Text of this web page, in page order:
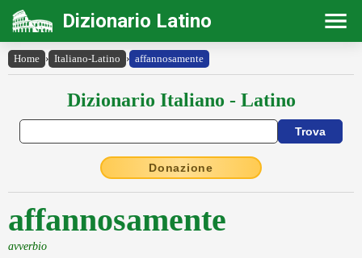
Dizionario Latino
Home › Italiano-Latino › affannosamente
Dizionario Italiano - Latino
Donazione
affannosamente
avverbio